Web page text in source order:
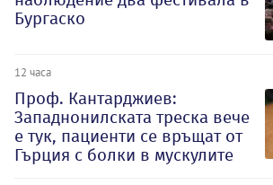
Бургаско
12 часа
Проф. Кантарджиев:
Западнонилската треска вече
е тук, пациенти се връщат от
Гърция с болки в мускулите